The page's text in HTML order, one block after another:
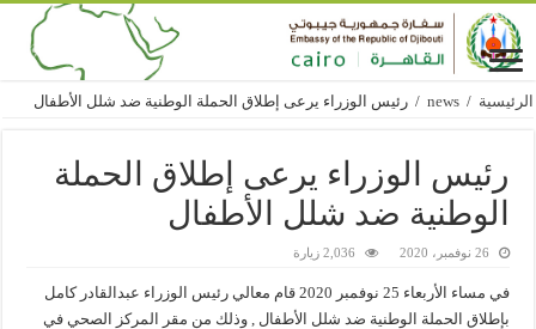
الرئيسية /
news
/ رئيس الوزراء يرعى إطلاق الحملة الوطنية ضد شلل الأطفال
رئيس الوزراء يرعى إطلاق الحملة
الوطنية ضد شلل الأطفال
26 نوفمبر، 2020 2,036 زيارة
في مساء الأربعاء 25 نوفمبر 2020 قام معالي رئيس الوزراء عبدالقادر كامل
بإطلاق الحملة الوطنية ضد شلل الأطفال , وذلك من مقر المركز الصحي في